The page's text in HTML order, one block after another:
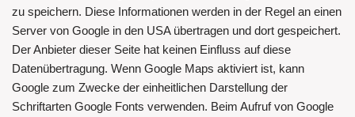
zu speichern. Diese Informationen werden in der Regel an einen
Server von Google in den USA übertragen und dort gespeichert.
Der Anbieter dieser Seite hat keinen Einfluss auf diese
Datenübertragung. Wenn Google Maps aktiviert ist, kann
Google zum Zwecke der einheitlichen Darstellung der
Schriftarten Google Fonts verwenden. Beim Aufruf von Google